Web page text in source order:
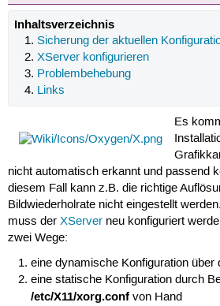
Inhaltsverzeichnis
Sicherung der aktuellen
XServer konfigurieren
Problembehebung
Links
Es
nicht automatisch erkannt und passend
diesem Fall kann z.B. die richtige
Bildwiederholrate nicht eingestellt
muss der XServerneu konfiguriert
zwei Wege:
eine dynamische Konfiguration
eine statische Konfiguration durch
/etc/X11/xorg.conf von Hand